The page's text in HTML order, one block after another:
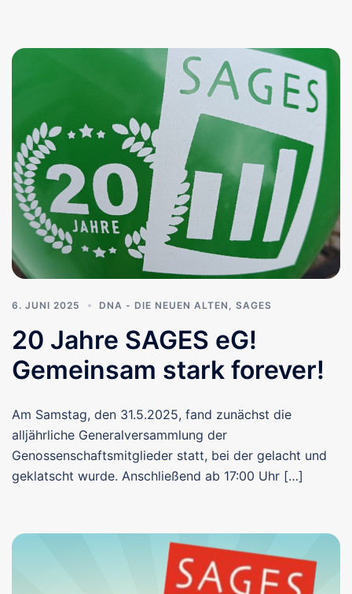
6. JUNI 2025 DNA - DIE NEUEN ALTEN SAGES
20 Jahre SAGES eG!
Gemeinsam stark forever!
Am Samstag, den 31.5.2025, fand zunächst die
alljährliche Generalversammlung der
Genossenschaftsmitglieder statt, bei der gelacht und
geklatscht wurde. Anschließend ab 17:00 Uhr […]